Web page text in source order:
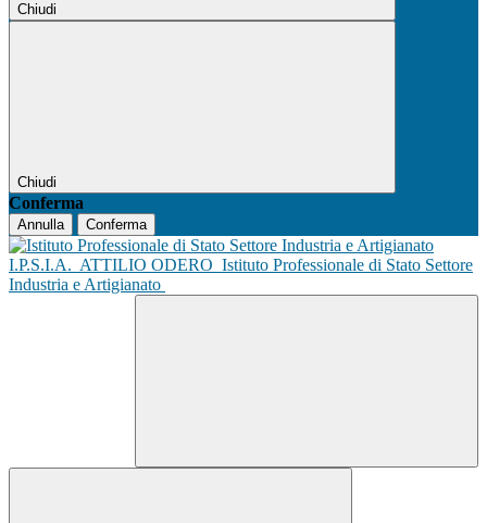
Chiudi
Chiudi
Conferma
Annulla Conferma
I.P.S.I.A. ATTILIO ODERO Istituto Professionale di Stato Settore
Industria e Artigianato